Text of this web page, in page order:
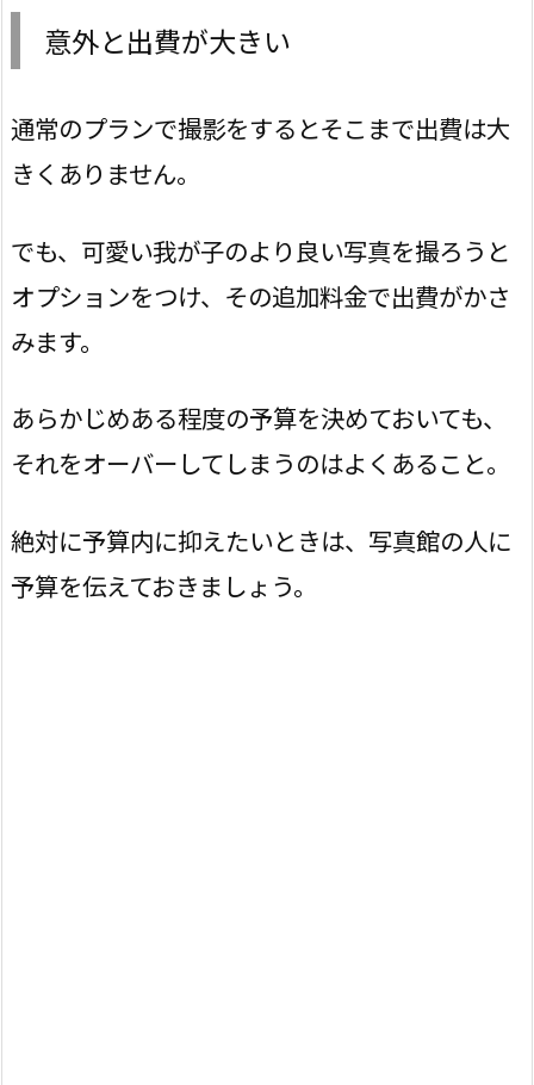
意外と出費が大きい
通常のプランで撮影をするとそこまで出費は大
きくありません。
でも、可愛い我が子のより良い写真を撮ろうと
オプションをつけ、その追加料金で出費がかさ
みます。
あらかじめある程度の予算を決めておいても、
それをオーバーしてしまうのはよくあること。
絶対に予算内に抑えたいときは、写真館の人に
予算を伝えておきましょう。